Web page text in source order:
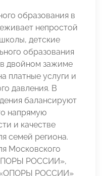
образования в
непростой
детские
образования
двойном зажиме
платные услуги и
давления. В
балансируют
напрямую
и качестве
семей региона.
Московского
РОССИИ»,
«ОПОРЫ РОССИИ»